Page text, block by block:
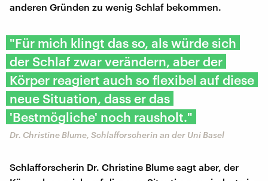
anderen Gründen zu wenig Schlaf bekommen.
"Für mich klingt das so, als würde sich
der Schlaf zwar verändern, aber der
Körper reagiert auch so flexibel auf diese
neue Situation, dass er das
'Bestmögliche' noch rausholt."
Dr. Christine Blume, Schlafforscherin an der Uni Basel
Schlafforscherin Dr. Christine Blume sagt aber, der